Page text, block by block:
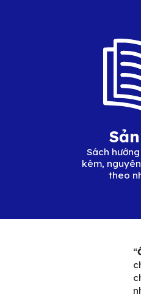
Sách
kèm,
theo
“